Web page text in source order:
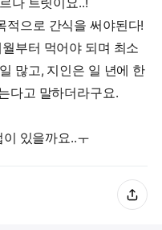
적으로 간식을 써야된다!
부터 먹어야 되며 최소
많고, 지인은 일 년에 한
다고 말하더라구요.
있을까요..ㅜ